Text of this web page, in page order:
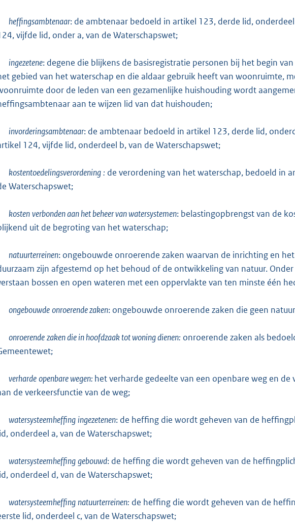
heffingsambtenaar: de ambtenaar bedoeld in artikel 123, derde lid,
vijfde lid, onder a, van de Waterschapswet;
ingezetene: degene die blijkens de basisregistratie personen bij het begin
gebied van het waterschap en die aldaar gebruik heeft van woonruimte,
door de leden van een gezamenlijke huishouding wordt
aan te wijzen lid van dat huishouden;
invorderingsambtenaar: de ambtenaar bedoeld in artikel 123, derde lid,
124, vijfde lid, onderdeel b, van de Waterschapswet;
kostentoedelingsverordening : de verordening van het waterschap, bedoeld in
Waterschapswet;
kosten verbonden aan het beheer van watersystemen: belastingopbrengst van de
uit de begroting van het waterschap;
natuurterreinen: ongebouwde onroerende zaken waarvan de inrichting en
zijn afgestemd op het behoud of de ontwikkeling van natuur.
bossen en open wateren met een oppervlakte van ten minste één
ongebouwde onroerende zaken: ongebouwde onroerende zaken die geen
onroerende zaken die in hoofdzaak tot woning dienen: onroerende zaken als
verharde openbare wegen: het verharde gedeelte van een openbare weg en
de verkeersfunctie van de weg;
watersysteemheffing ingezetenen: de heffing die wordt geheven van de
onderdeel a, van de Waterschapswet;
watersysteemheffing gebouwd: de heffing die wordt geheven van de
onderdeel d, van de Waterschapswet;
watersysteemheffing natuurterreinen: de heffing die wordt geheven van de
lid, onderdeel c, van de Waterschapswet;